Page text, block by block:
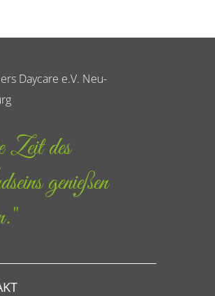
des
genießen